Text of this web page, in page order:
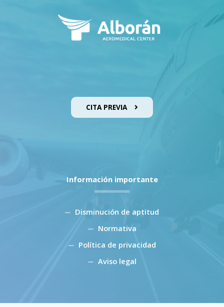
CITA PREVIA
Información importante
Disminución de aptitud
Normativa
Política de privacidad
Aviso legal